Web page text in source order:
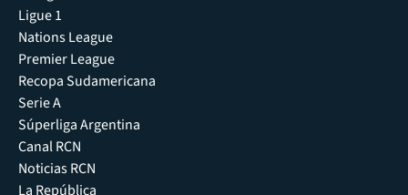
Ligue 1
Nations League
Premier League
Recopa Sudamericana
Serie A
Súperliga Argentina
Canal RCN
Noticias RCN
La República